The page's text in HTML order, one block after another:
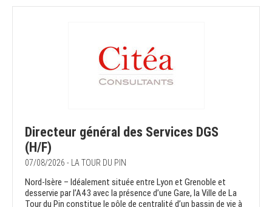
Directeur général des Services DGS
(H/F)
07/08/2026 - LA TOUR DU PIN
Nord-Isère – Idéalement située entre Lyon et Grenoble et
desservie par l’A43 avec la présence d’une Gare, la Ville de La
Tour du Pin constitue le pôle de centralité d’un bassin de vie à